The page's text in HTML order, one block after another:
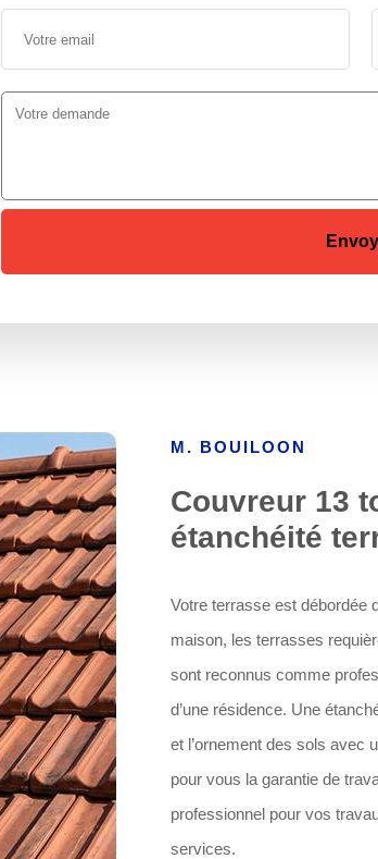
M. BOUILOON
Couvreur 13
étanchéité
Votre terrasse est débordée
maison, les terrasses
sont reconnus comme
d’une résidence. Une
et l’ornement des sols avec
pour vous la garantie de
professionnel pour vos
services.